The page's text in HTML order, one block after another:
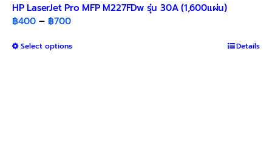
HP LaserJet Pro MFP M227FDw รุ่น 30A (1,600แผ่น)
฿400 – ฿700Price
฿400
Select optionsThis
Details